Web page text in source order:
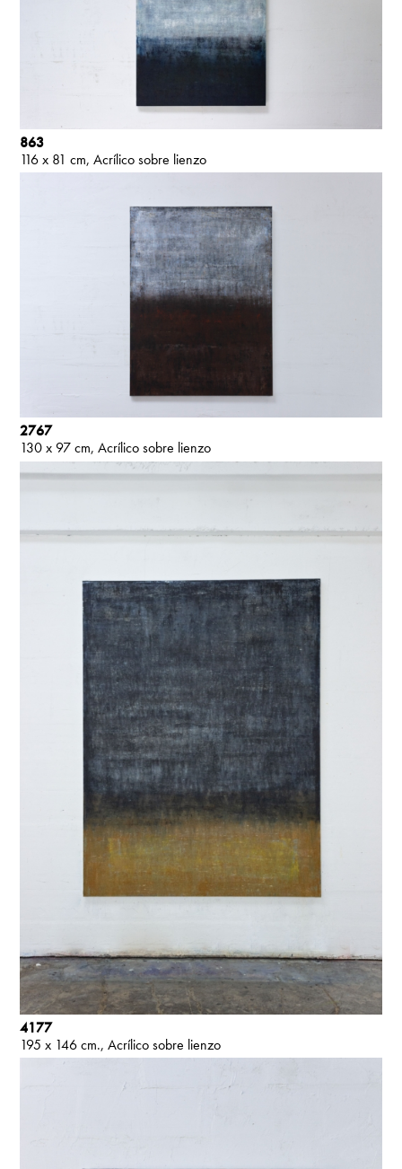
863
116 x 81 cm Acrílico sobre lienzo
2767
130 x 97 cm Acrílico sobre lienzo
4177
195 x 146 cm. Acrílico sobre lienzo